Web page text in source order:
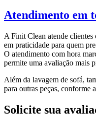
Atendimento em
A Finit Clean atende clientes
em praticidade para quem
O atendimento com hora
permite uma avaliação mais
Além da lavagem de sofá,
para outras peças, conforme
Solicite sua